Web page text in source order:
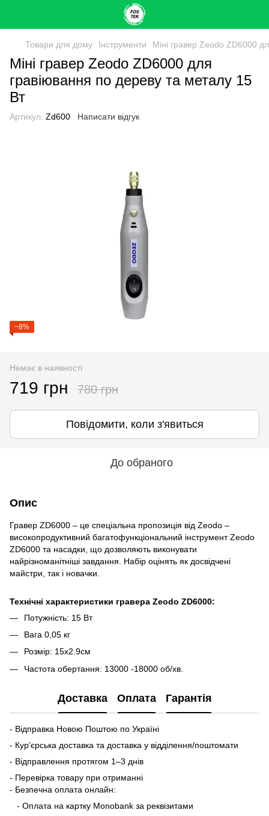
Товари для дому Інструменти Міні гравер Zeodo ZD6000
Міні гравер Zeodo ZD6000 для
гравіювання по дереву та металу 15
Вт
Артикул: Zd600 Написати відгук
−8%
Немає в наявності
719 грн 780 грн
Повідомити, коли з'явиться
До обраного
Опис
Гравер ZD6000 – це спеціальна пропозиція від Zeodo –
високопродуктивний багатофункціональний інструмент Zeodo
ZD6000 та насадки, що дозволяють виконувати
найрізноманітніші завдання. Набір оцінять як досвідчені
майстри, так і новачки.
Технічні характеристики гравера Zeodo ZD6000:
Потужність: 15 Вт
Вага 0,05 кг
Розмір: 15х2.9см
Частота обертання: 13000 -18000 об/хв.
Доставка Оплата Гарантія
- Відправка Новою Поштою по Україні
- Кур’єрська доставка та доставка у відділення/поштомати
- Відправлення протягом 1–3 днів
- Перевірка товару при отриманні
- Безпечна оплата онлайн:
- Оплата на картку Monobank за реквізитами